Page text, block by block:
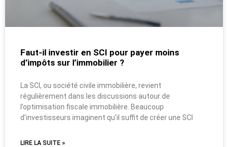
Faut-il investir en SCI pour payer moins
d’impôts sur l’immobilier ?
La SCI, ou société civile immobilière, revient
régulièrement dans les discussions autour de
l’optimisation fiscale immobilière. Beaucoup
d’investisseurs imaginent qu’il suffit de créer une SCI
LIRE LA SUITE »